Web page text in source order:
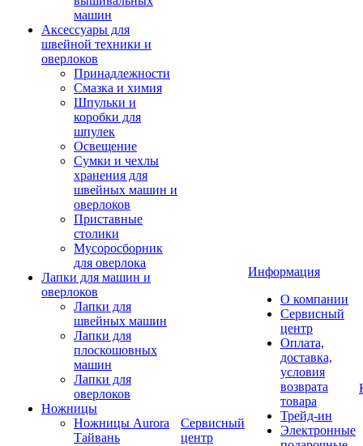
машин
Аксессуары для
швейной техники и
оверлоков
Принадлежности
Смазка и химия
Шпульки и
коробки для
шпулек
Освещение
Сумки и чехлы
хранения для
швейных машин и
оверлоков
Приставные
столики
Мусоросборник
для оверлока
Лапки для машин и
оверлоков
Лапки для
швейных машин
Лапки для
плоскошовных
машин
Лапки для
оверлоков
Ножницы
Ножницы Aurora
Тайвань
Сервисный
центр
Информация
О компании
Сервисный
центр
Оплата,
доставка,
условия
возврата
товара
Трейд-ин
Электронные